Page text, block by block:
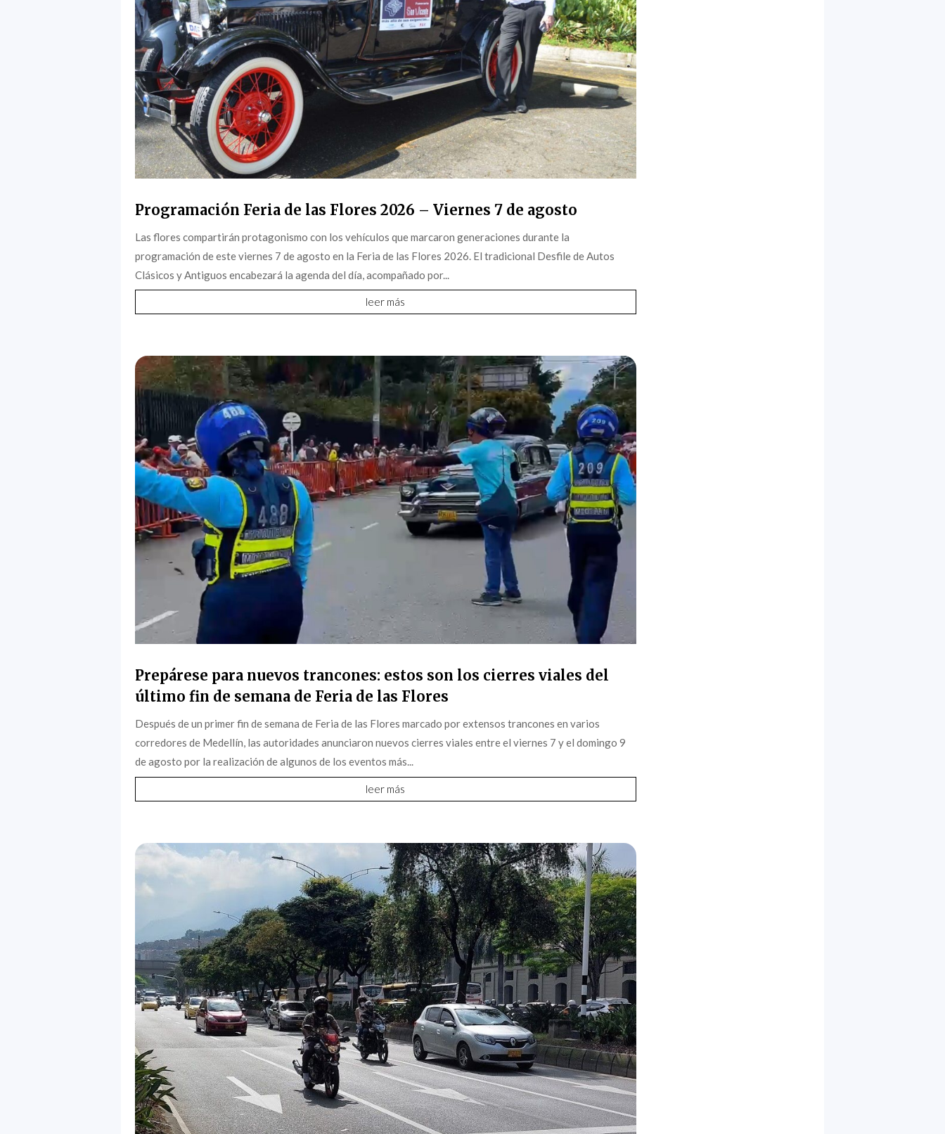
Programación Feria de las Flores 2026 – Viernes 7 de agosto
Las flores compartirán protagonismo con los vehículos que marcaron generaciones durante la
programación de este viernes 7 de agosto en la Feria de las Flores 2026. El tradicional Desfile de Autos
Clásicos y Antiguos encabezará la agenda del día, acompañado por...
leer más
Prepárese para nuevos trancones: estos son los cierres viales del
último fin de semana de Feria de las Flores
Después de un primer fin de semana de Feria de las Flores marcado por extensos trancones en varios
corredores de Medellín, las autoridades anunciaron nuevos cierres viales entre el viernes 7 y el domingo 9
de agosto por la realización de algunos de los eventos más...
leer más